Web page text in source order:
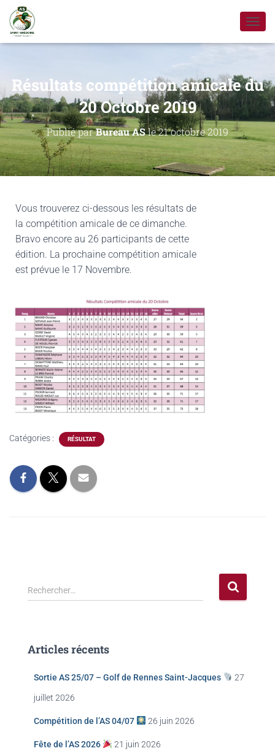
D
É
I
E
A
N
V
I
Résultats compétition amicale du
20 Octobre 2019
Publié parBureau ASle21 octobre 2019
Vous trouverez ci-dessous les résultats de
la compétition amicale de ce dimanche.
Bravo encore au 26 participants de cette
édition. La prochaine compétition amicale
est prévue le 17 Novembre.
Catégories : RÉSULTAT
Rechercher…
Articles récents
Sortie AS 25/07 – Golf de Rennes Saint-Jacques 27
juillet 2026
Compétition de l’AS 04/07 26 juin 2026
Fête de l’AS 2026 21 juin 2026